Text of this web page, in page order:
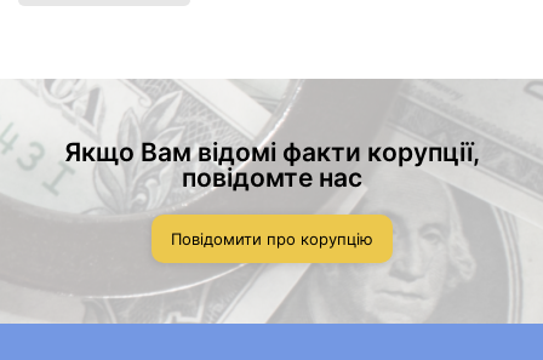
Якщо Вам відомі факти корупції,
повідомте нас
Повідомити про корупцію